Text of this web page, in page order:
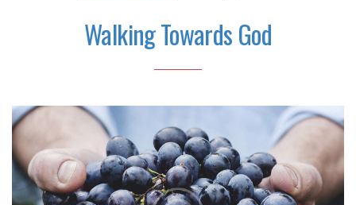
Walking Towards God